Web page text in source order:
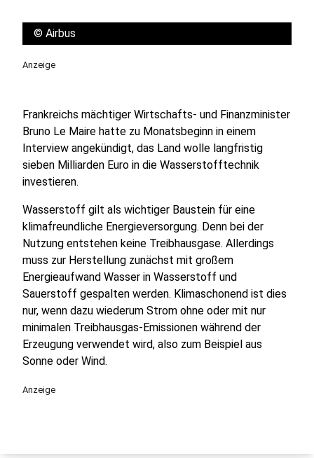
© Airbus
Anzeige
Frankreichs mächtiger Wirtschafts- und Finanzminister
Bruno Le Maire hatte zu Monatsbeginn in einem
Interview angekündigt, das Land wolle langfristig
sieben Milliarden Euro in die Wasserstofftechnik
investieren.
Wasserstoff gilt als wichtiger Baustein für eine
klimafreundliche Energieversorgung. Denn bei der
Nutzung entstehen keine Treibhausgase. Allerdings
muss zur Herstellung zunächst mit großem
Energieaufwand Wasser in Wasserstoff und
Sauerstoff gespalten werden. Klimaschonend ist dies
nur, wenn dazu wiederum Strom ohne oder mit nur
minimalen Treibhausgas-Emissionen während der
Erzeugung verwendet wird, also zum Beispiel aus
Sonne oder Wind.
Anzeige